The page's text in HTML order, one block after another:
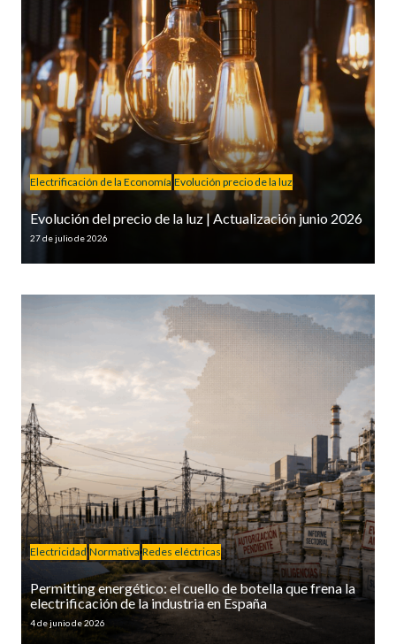
Electrificación de la Economía Evolución precio de la luz
Evolución del precio de la luz | Actualización junio 2026
27 de julio de 2026
Electricidad Normativa Redes eléctricas
Permitting energético: el cuello de botella que frena la
electrificación de la industria en España
4 de junio de 2026